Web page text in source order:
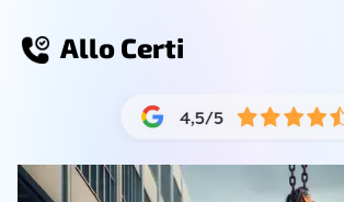
Allo Certi